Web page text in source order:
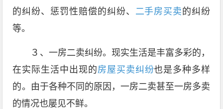
的纠纷、惩罚性赔偿的纠纷、 二手房买卖 的纠纷
等。
３、一房二卖纠纷。现实生活是丰富多彩的，
在实际生活中出现的房屋买卖纠纷也是多种多样
的。由于各种不同的原因，一房二卖甚至一房多卖
的情况也屡见不鲜。